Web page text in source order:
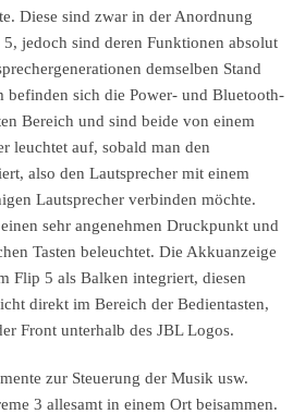
Diese sind zwar in der Anordnung
jedoch sind deren Funktionen absolut
demselben Stand
befinden sich die Power- und Bluetooth-
Bereich und sind beide von einem
leuchtet auf, sobald man den
also den Lautsprecher mit einem
Lautsprecher verbinden möchte.
sehr angenehmen Druckpunkt und
Tasten beleuchtet. Die Akkuanzeige
Flip 5 als Balken integriert, diesen
direkt im Bereich der Bedientasten,
Front unterhalb des JBL Logos.
zur Steuerung der Musik usw.
3 allesamt in einem Ort beisammen.